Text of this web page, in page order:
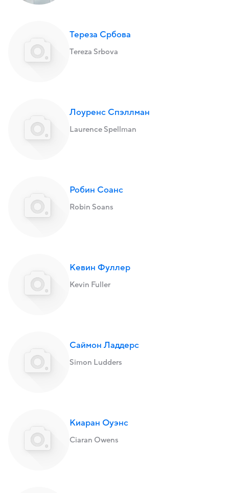
Тереза Србова
Tereza Srbova
Лоуренс Спэллман
Laurence Spellman
Робин Соанс
Robin Soans
Кевин Фуллер
Kevin Fuller
Саймон Ладдерс
Simon Ludders
Киаран Оуэнс
Ciaran Owens